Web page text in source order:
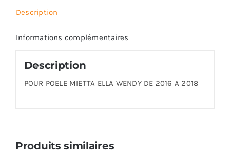
Description
Informations complémentaires
Description
POUR POELE MIETTA ELLA WENDY DE 2016 A 2018
Produits similaires